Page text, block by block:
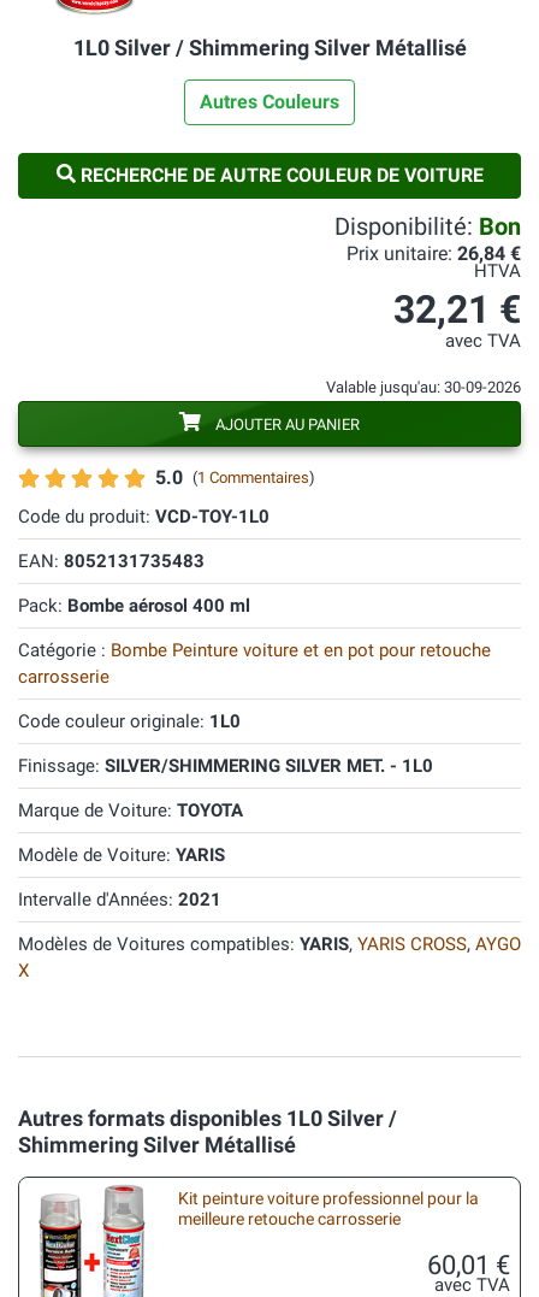
1L0 Silver / Shimmering Silver Métallisé
Autres Couleurs
RECHERCHE DE AUTRE COULEUR DE VOITURE
5.0 (1 Commentaires)
Code du produit: VCD-TOY-1L0
EAN: 8052131735483
Pack: Bombe aérosol 400 ml
Catégorie : Bombe Peinture voiture et en pot pour retouche
carrosserie
Code couleur originale: 1L0
Finissage: SILVER/SHIMMERING SILVER MET. - 1L0
Marque de Voiture: TOYOTA
Modèle de Voiture: YARIS
Intervalle d'Années: 2021
Modèles de Voitures compatibles: YARIS, YARIS CROSS, AYGO
X
Disponibilité: Bon
Prix unitaire: 26,84 €
HTVA
32,21 €
avec TVA
Valable jusqu'au: 30-09-2026
AJOUTER AU PANIER
Autres formats disponibles 1L0 Silver /
Shimmering Silver Métallisé
Kit peinture voiture professionnel pour la
meilleure retouche carrosserie
60,01 €
avec TVA